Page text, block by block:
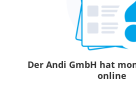
Der Andi GmbH hat
online